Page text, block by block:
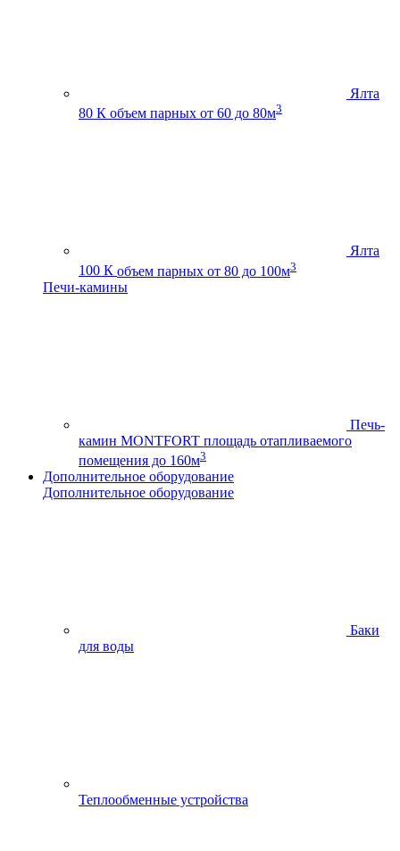
Ялта
80 К объем парных от 60 до 80м3
Ялта
100 К объем парных от 80 до 100м3
Печи-камины
Печь-
камин MONTFORT площадь отапливаемого
помещения до 160м3
Дополнительное оборудование
Дополнительное оборудование
Баки
для воды
Теплообменные устройства